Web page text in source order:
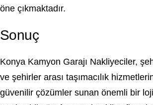
öne çıkmaktadır.
Sonuç
Konya Kamyon Garajı Nakliyeciler,
ve şehirler arası taşımacılık
güvenilir çözümler sunan önemli bir